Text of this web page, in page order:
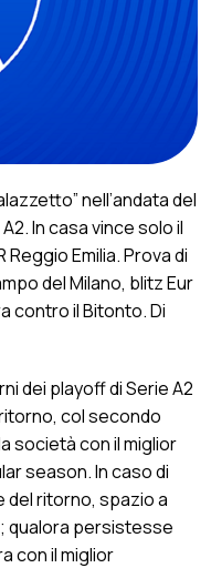
nell’andata del
In casa vince solo il
Reggio Emilia. Prova di
del Milano, blitz Eur
contro il Bitonto. Di
dei playoff di Serie A2
col secondo
società con il miglior
season. In caso di
del ritorno, spazio a
qualora persistesse
con il miglior